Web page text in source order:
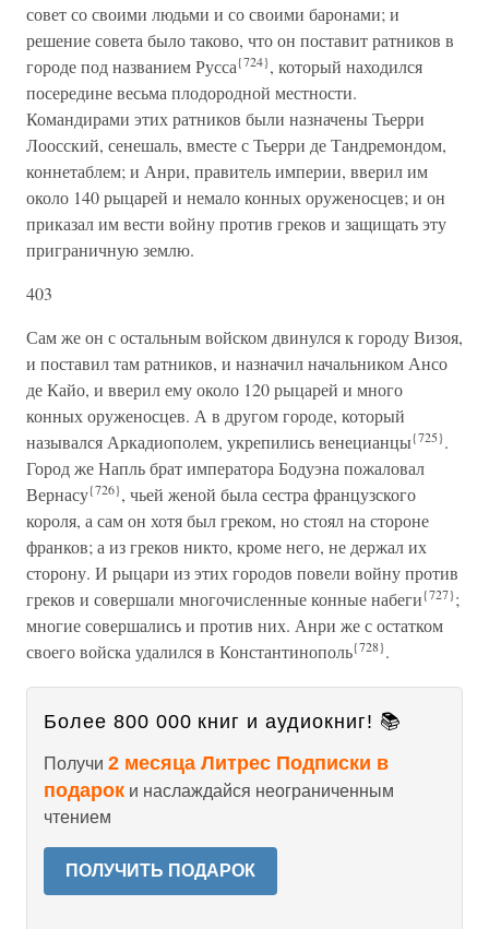
совет со своими людьми и со своими баронами; и
решение совета было таково, что он поставит ратников в
городе под названием Русса{724}, который находился
посередине весьма плодородной местности.
Командирами этих ратников были назначены Тьерри
Лоосский, сенешаль, вместе с Тьерри де Тандремондом,
коннетаблем; и Анри, правитель империи, вверил им
около 140 рыцарей и немало конных оруженосцев; и он
приказал им вести войну против греков и защищать эту
приграничную землю.
403
Сам же он с остальным войском двинулся к городу Визоя,
и поставил там ратников, и назначил начальником Ансо
де Кайо, и вверил ему около 120 рыцарей и много
конных оруженосцев. А в другом городе, который
назывался Аркадиополем, укрепились венецианцы{725}.
Город же Напль брат императора Бодуэна пожаловал
Вернасу{726}, чьей женой была сестра французского
короля, а сам он хотя был греком, но стоял на стороне
франков; а из греков никто, кроме него, не держал их
сторону. И рыцари из этих городов повели войну против
греков и совершали многочисленные конные набеги{727};
многие совершались и против них. Анри же с остатком
своего войска удалился в Константинополь{728}.
Более 800 000 книг и аудиокниг! 📚
Получи 2 месяца Литрес Подписки в
подарок и наслаждайся неограниченным
чтением
ПОЛУЧИТЬ ПОДАРОК